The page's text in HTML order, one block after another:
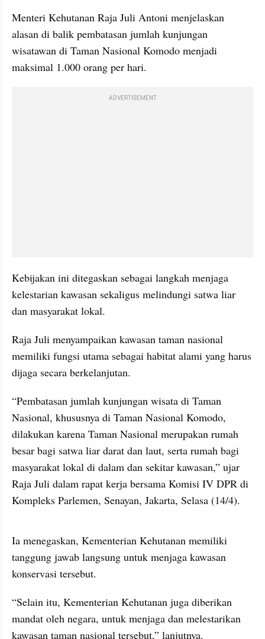
Menteri Kehutanan Raja Juli Antoni menjelaskan
alasan di balik pembatasan jumlah kunjungan
wisatawan di Taman Nasional Komodo menjadi
maksimal 1.000 orang per hari.
ADVERTISEMENT
Kebijakan ini ditegaskan sebagai langkah menjaga
kelestarian kawasan sekaligus melindungi satwa liar
dan masyarakat lokal.
Raja Juli menyampaikan kawasan taman nasional
memiliki fungsi utama sebagai habitat alami yang harus
dijaga secara berkelanjutan.
“Pembatasan jumlah kunjungan wisata di Taman
Nasional, khususnya di Taman Nasional Komodo,
dilakukan karena Taman Nasional merupakan rumah
besar bagi satwa liar darat dan laut, serta rumah bagi
masyarakat lokal di dalam dan sekitar kawasan,” ujar
Raja Juli dalam rapat kerja bersama Komisi IV DPR di
Kompleks Parlemen, Senayan, Jakarta, Selasa (14/4).
Ia menegaskan, Kementerian Kehutanan memiliki
tanggung jawab langsung untuk menjaga kawasan
konservasi tersebut.
“Selain itu, Kementerian Kehutanan juga diberikan
mandat oleh negara, untuk menjaga dan melestarikan
kawasan taman nasional tersebut,” lanjutnya.